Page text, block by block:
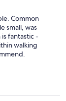
Common
small, was
fantastic -
walking